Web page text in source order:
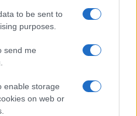
to be sent to
purposes.
send me
enable storage
on web or
assetto, spinta,